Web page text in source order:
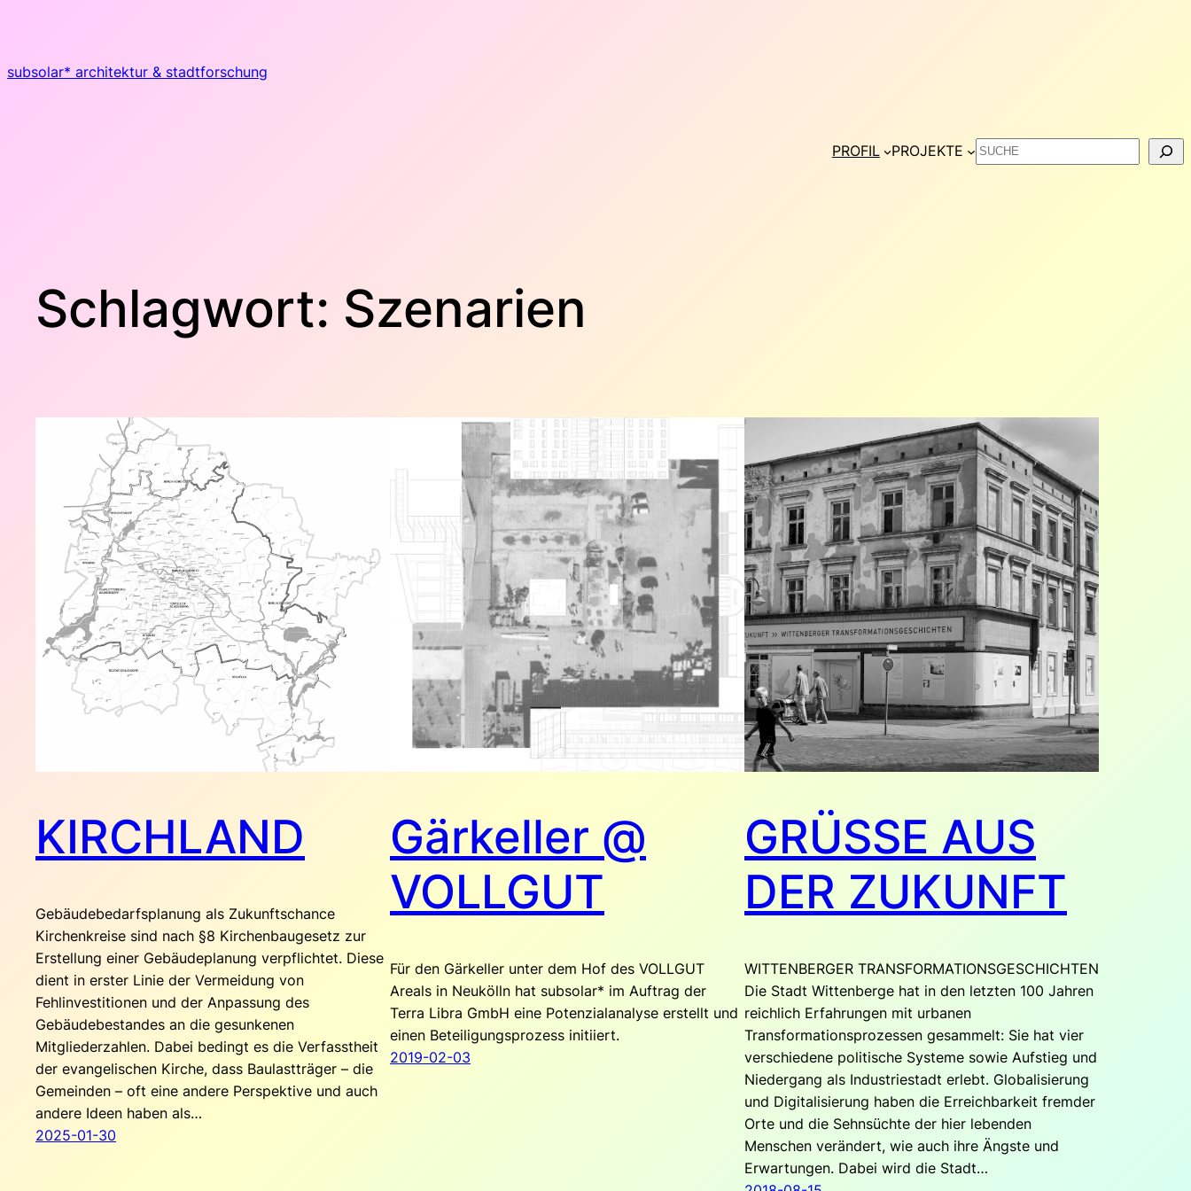
subsolar* architektur & stadtforschung
PROFIL PROJEKTE Suchen
Schlagwort: Szenarien
KIRCHLAND
Gebäudebedarfsplanung als Zukunftschance
Kirchenkreise sind nach §8 Kirchenbaugesetz zur
Erstellung einer Gebäudeplanung verpflichtet. Diese
dient in erster Linie der Vermeidung von
Fehlinvestitionen und der Anpassung des
Gebäudebestandes an die gesunkenen
Mitgliederzahlen. Dabei bedingt es die Verfasstheit
der evangelischen Kirche, dass Baulastträger – die
Gemeinden – oft eine andere Perspektive und auch
andere Ideen haben als…
2025-01-30
Gärkeller @
VOLLGUT
Für den Gärkeller unter dem Hof des VOLLGUT
Areals in Neukölln hat subsolar* im Auftrag der
Terra Libra GmbH eine Potenzialanalyse erstellt und
einen Beteiligungsprozess initiiert.
2019-02-03
GRÜSSE AUS
DER ZUKUNFT
WITTENBERGER TRANSFORMATIONSGESCHICHTEN
Die Stadt Wittenberge hat in den letzten 100 Jahren
reichlich Erfahrungen mit urbanen
Transformationsprozessen gesammelt: Sie hat vier
verschiedene politische Systeme sowie Aufstieg und
Niedergang als Industriestadt erlebt. Globalisierung
und Digitalisierung haben die Erreichbarkeit fremder
Orte und die Sehnsüchte der hier lebenden
Menschen verändert, wie auch ihre Ängste und
Erwartungen. Dabei wird die Stadt…